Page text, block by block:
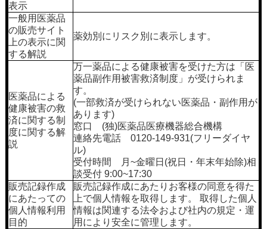
表示
一般用医薬品
の販売サイト
上の表示に関
する解説
薬効別にリスク別に表示します。
医薬品による
健康被害の救
済に関する制
度に関する解
説
万一薬品による健康被害を受けた方は「医
薬品副作用被害救済制度」が受けられま
す。
(一部救済が受けられない医薬品・副作用が
あります)
窓口 (独)医薬品医療機器総合機構
連絡先電話 0120-149-931(フリーダイヤ
ル)
受付時間 月~金曜日(祝日・年末年始除)相
談受付 9:00~17:30
販売記録作成
にあたっての
個人情報利用
目的
販売記録作成にあたりお客様の同意を得た
上で個人情報を取得します。 取得した個人
情報は関連する法令および社内の規定・運
用により安全に管理します。